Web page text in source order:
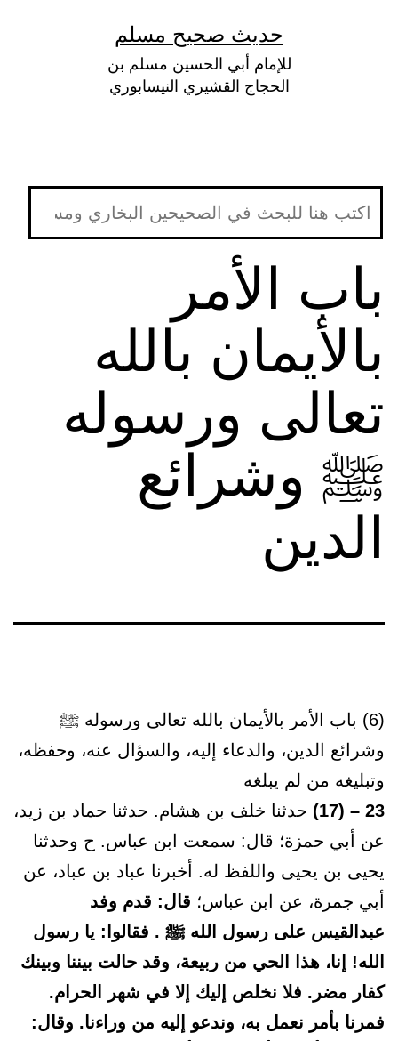
حديث صحيح مسلم
للإمام أبي الحسين مسلم بن
الحجاج القشيري النيسابوري
باب الأمر
بالأيمان بالله
تعالى ورسوله
ﷺ وشرائع
الدين
(6) باب الأمر بالأيمان بالله تعالى ورسوله ﷺ
وشرائع الدين، والدعاء إليه، والسؤال عنه، وحفظه،
وتبليغه من لم يبلغه
23 – (17)
حدثنا خلف بن هشام. حدثنا حماد بن زيد،
عن أبي حمزة؛ قال: سمعت ابن عباس. ح وحدثنا
يحيى بن يحيى واللفظ له. أخبرنا عباد بن عباد، عن
أبي جمرة، عن ابن عباس؛ قال: قدم وفد
عبدالقيس على رسول الله ﷺ . فقالوا: يا رسول
الله! إنا، هذا الحي من ربيعة، وقد حالت بيننا وبينك
كفار مضر. فلا نخلص إليك إلا في شهر الحرام.
فمرنا بأمر نعمل به، وندعو إليه من وراءنا. وقال: